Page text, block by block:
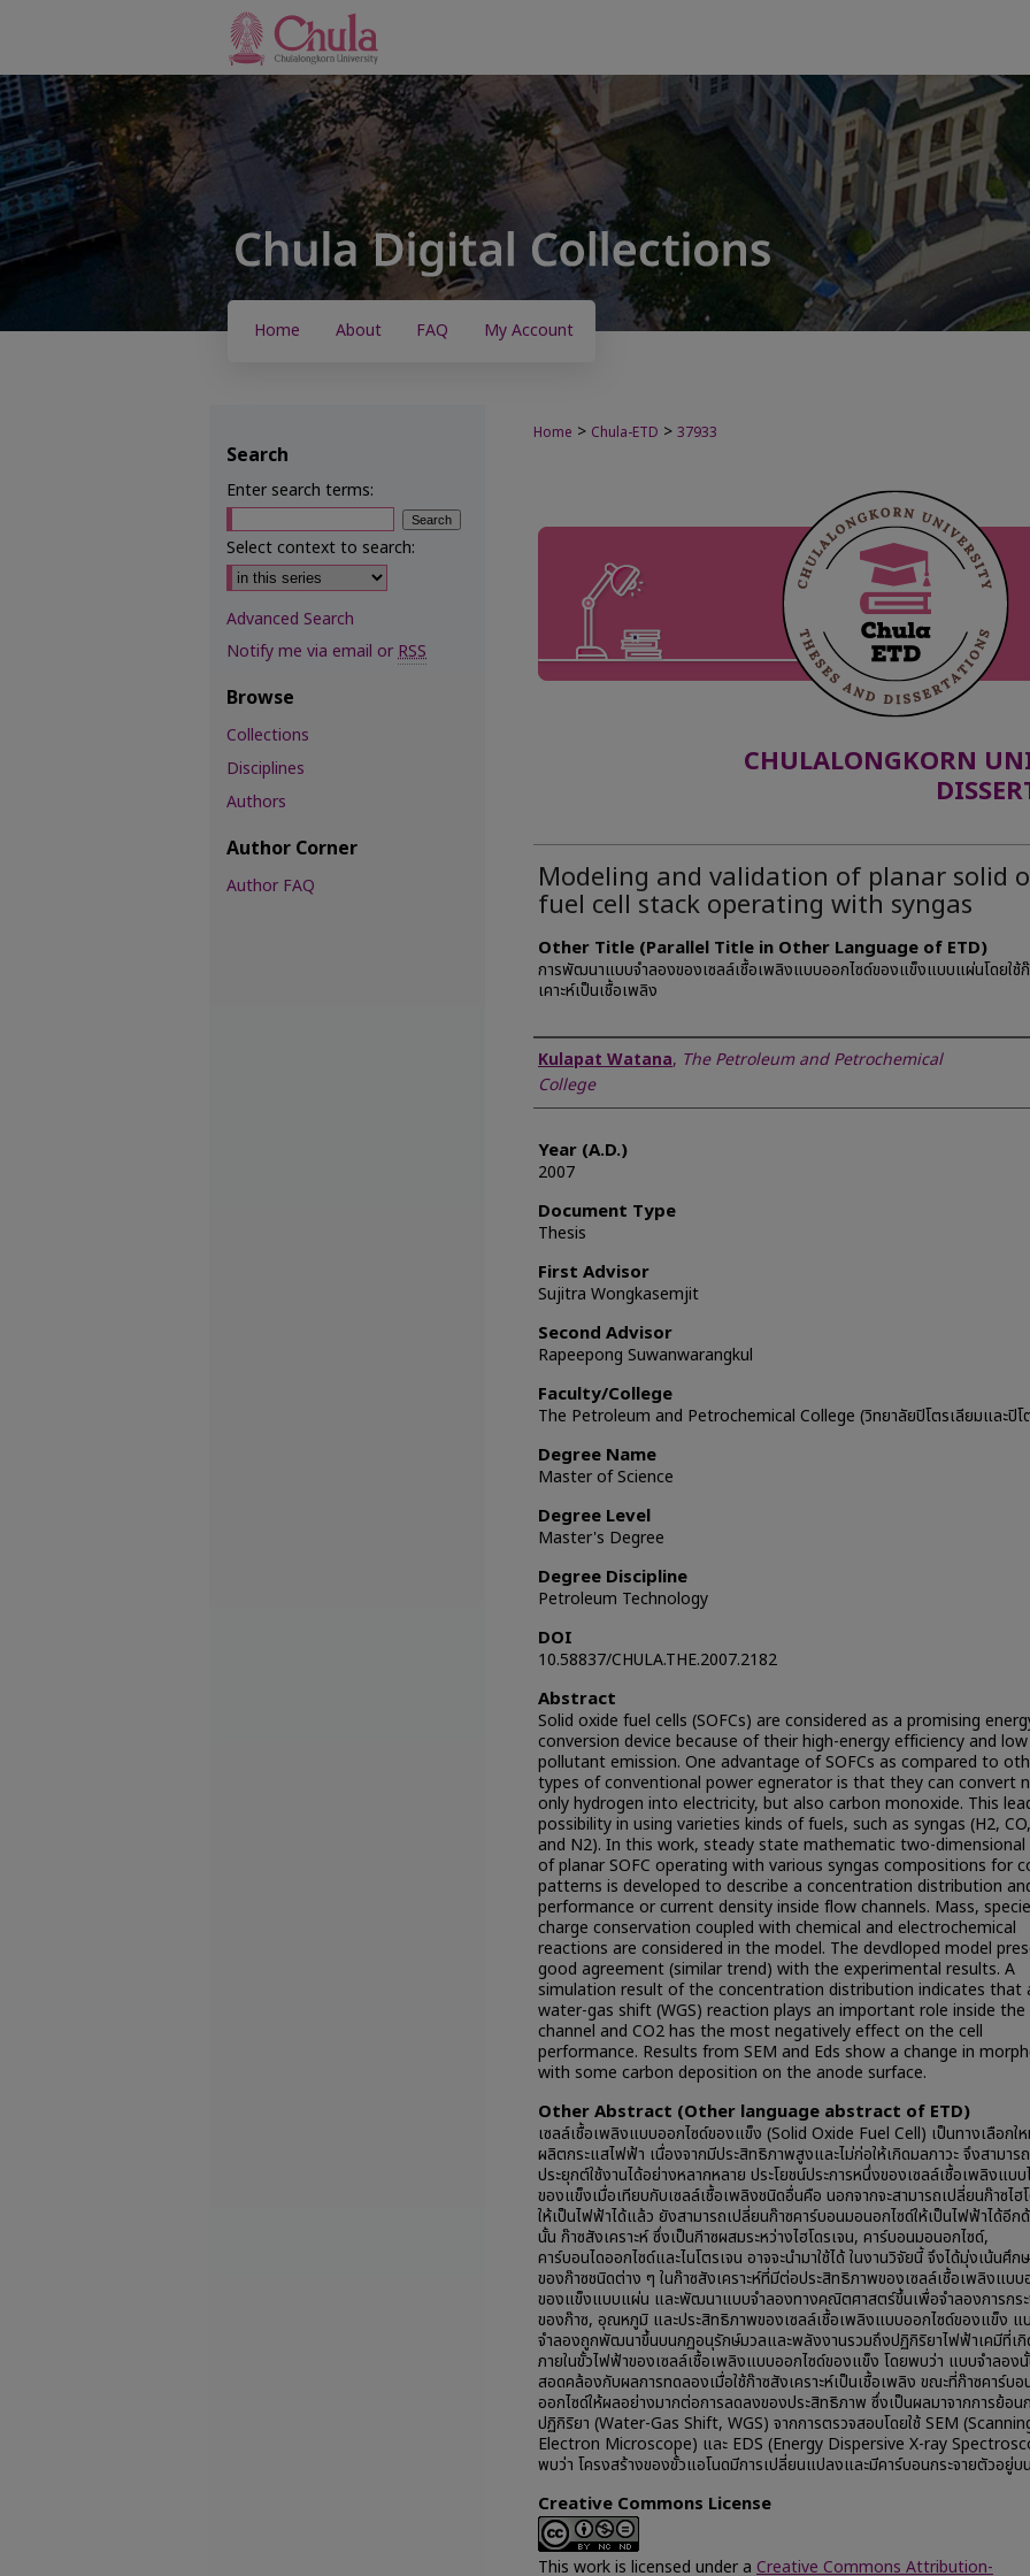
Home About FAQ My Account
Home > Chula-ETD > 37933
CHULALONGKORN
Modeling and validation of planar solid
fuel cell stack operating with syngas
Other Title (Parallel Title in Other Language of ETD)
การพัฒนาแบบจำลองของเซลล์เชื้อเพลิงแบบออกไซด์ของแข็งแบบแผ่นโดยใช้
เคาะห์เป็นเชื้อเพลิง
Author
Kulapat Watana, The Petroleum and Petrochemical
College
Year (A.D.)
2007
Document Type
Thesis
First Advisor
Sujitra Wongkasemjit
Second Advisor
Rapeepong Suwanwarangkul
Faculty/College
The Petroleum and Petrochemical College (วิทยาลัยปิโตรเลียมและปิโ
Degree Name
Master of Science
Degree Level
Master's Degree
Degree Discipline
Petroleum Technology
DOI
10.58837/CHULA.THE.2007.2182
Abstract
Solid oxide fuel cells (SOFCs) are considered as a promising
conversion device because of their high-energy efficiency and low
pollutant emission. One advantage of SOFCs as compared to
types of conventional power egnerator is that they can convert
only hydrogen into electricity, but also carbon monoxide. This
possibility in using varieties kinds of fuels, such as syngas (H2,
and N2). In this work, steady state mathematic two-dimensional
of planar SOFC operating with various syngas compositions for
patterns is developed to describe a concentration distribution
performance or current density inside flow channels. Mass,
charge conservation coupled with chemical and electrochemical
reactions are considered in the model. The devdloped model
good agreement (similar trend) with the experimental results. A
simulation result of the concentration distribution indicates that
water-gas shift (WGS) reaction plays an important role inside
channel and CO2 has the most negatively effect on the cell
performance. Results from SEM and Eds show a change in
with some carbon deposition on the anode surface.
Other Abstract (Other language abstract of ETD)
เซลล์เชื้อเพลิงแบบออกไซด์ของแข็ง (Solid Oxide Fuel Cell) เป็นทางเลือกให
ผลิตกระแสไฟฟ้า เนื่องจากมีประสิทธิภาพสูงและไม่ก่อให้เกิดมลภาวะ จึงสามาร
ประยุกต์ใช้งานได้อย่างหลากหลาย ประโยชน์ประการหนึ่งของเซลล์เชื้อเพลิงแบบ
ของแข็งเมื่อเทียบกับเซลล์เชื้อเพลิงชนิดอื่นคือ นอกจากจะสามารถเปลี่ยนก๊าซไฮ
ให้เป็นไฟฟ้าได้แล้ว ยังสามารถเปลี่ยนก๊าซคาร์บอนมอนอกไซด์ให้เป็นไฟฟ้าได้อีก
นั้น ก๊าซสังเคราะห์ ซึ่งเป็นกีาซผสมระหว่างไฮโดรเจน, คาร์บอนมอนอกไซด์,
คาร์บอนไดออกไซด์และไนโตรเจน อาจจะนำมาใช้ได้ ในงานวิจัยนี้ จึงได้มุ่งเน้นศึก
ของก๊าซชนิดต่าง ๆ ในก๊าซสังเคราะห์ที่มีต่อประสิทธิภาพของเซลล์เชื้อเพลิงแบบ
ของแข็งแบบแผ่น และพัฒนาแบบจำลองทางคณิตศาสตร์ขึ้นเพื่อจำลองการกร
ของก๊าซ, อุณหภูมิ และประสิทธิภาพของเซลล์เชื้อเพลิงแบบออกไซด์ของแข็ง แ
จำลองถูกพัฒนาขึ้นบนกฏอนุรักษ์มวลและพลังงานรวมถึงปฏิกิริยาไฟฟ้าเคมีที่เกิ
ภายในขั้วไฟฟ้าของเซลล์เชื้อเพลิงแบบออกไซด์ของแข็ง โดยพบว่า แบบจำลอง
สอดคล้องกับผลการทดลองเมื่อใช้ก๊าซสังเคราะห์เป็นเชื้อเพลิง ขณะที่ก๊าซคาร์บอ
ออกไซด์ให้ผลอย่างมากต่อการลดลงของประสิทธิภาพ ซึ่งเป็นผลมาจากการย้อน
ปฏิกิริยา (Water-Gas Shift, WGS) จากการตรวจสอบโดยใช้ SEM
Electron Microscope) และ EDS (Energy Dispersive X-ray
พบว่า โครงสร้างของขั้วแอโนดมีการเปลี่ยนแปลงและมีคาร์บอนกระจายตัวอยู่บ
Creative Commons License
This work is licensed under a Creative Commons Attribution-
Search
Enter search terms:
Select context to search:
Advanced Search
Notify me via email orRSS
Browse
Collections
Disciplines
Authors
Author Corner
Author FAQ